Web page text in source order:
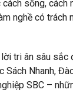
cách sống, cách
nghề có trách
lời tri ân sâu sắc
Sách Nhanh,
SBC –